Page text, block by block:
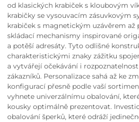
od klasických krabiček s kloubovým
krabičky se vysouvacím zásuvkovým
krabiček s magnetickým uzávěrem až
skládací mechanismy inspirované
a potěší adresáty. Tyto odlišné
charakteristickými znaky zážitku
a vytvářejí očekávání i
zákazníků. Personalizace sahá až ke
konfigurací přesně podle vaší
vyhnete univerzálnímu obalování,
kousky optimálně prezentovat.
obalování šperků, které odráží